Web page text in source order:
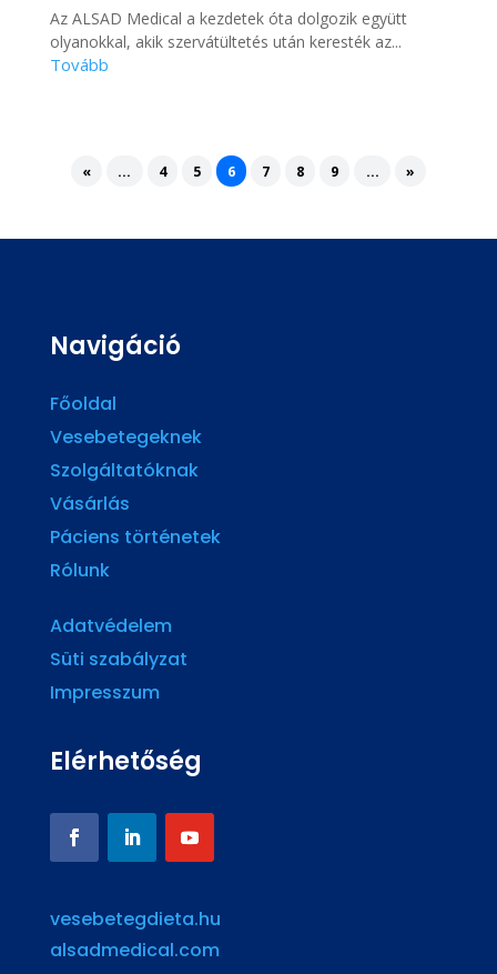
Az ALSAD Medical a kezdetek óta dolgozik együtt
olyanokkal, akik szervátültetés után keresték az...
« ... 4 5 6 7 8 9 ... »
Navigáció
Főoldal
Vesebetegeknek
Szolgáltatóknak
Vásárlás
Páciens történetek
Rólunk
Adatvédelem
Süti szabályzat
Impresszum
Elérhetőség
vesebetegdieta.hu
alsadmedical.com